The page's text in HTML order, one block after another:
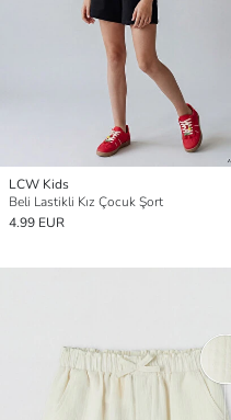
LCW Kids
Beli Lastikli Kız Çocuk Şort
4.99 EUR